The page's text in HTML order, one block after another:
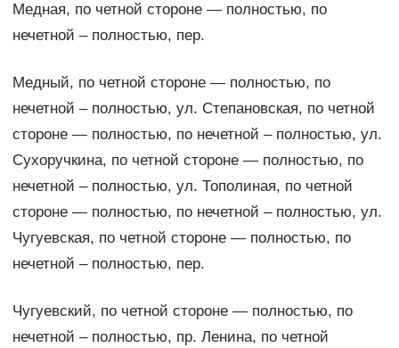
Медная, по четной стороне — полностью, по
нечетной – полностью, пер.
Медный, по четной стороне — полностью, по
нечетной – полностью, ул. Степановская, по четной
стороне — полностью, по нечетной – полностью, ул.
Сухоручкина, по четной стороне — полностью, по
нечетной – полностью, ул. Тополиная, по четной
стороне — полностью, по нечетной – полностью, ул.
Чугуевская, по четной стороне — полностью, по
нечетной – полностью, пер.
Чугуевский, по четной стороне — полностью, по
нечетной – полностью, пр. Ленина, по четной